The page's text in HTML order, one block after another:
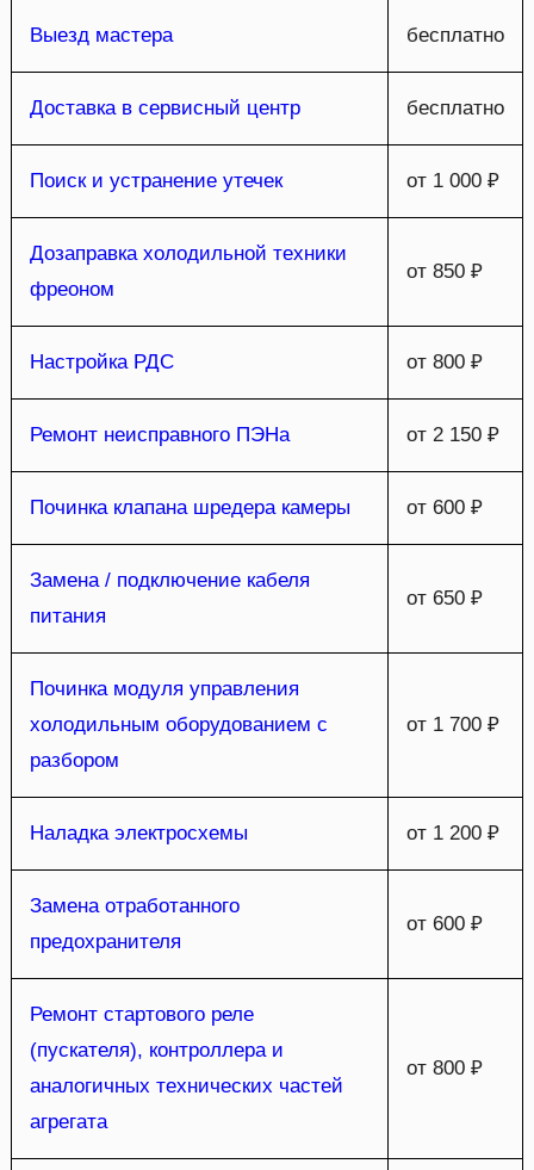
Выезд мастера бесплатно
Доставка в сервисный центр бесплатно
Поиск и устранение утечек от 1 000 ₽
Дозаправка холодильной техники
фреоном
от 850 ₽
Настройка РДС от 800 ₽
Ремонт неисправного ПЭНа от 2 150 ₽
Починка клапана шредера камеры от 600 ₽
Замена / подключение кабеля
питания
от 650 ₽
Починка модуля управления
холодильным оборудованием с
разбором
от 1 700 ₽
Наладка электросхемы от 1 200 ₽
Замена отработанного
предохранителя
от 600 ₽
Ремонт стартового реле
(пускателя), контроллера и
аналогичных технических частей
агрегата
от 800 ₽